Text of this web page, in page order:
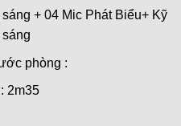
+ 04 Mic Phát Biểu+ Kỹ
phòng :
2m35